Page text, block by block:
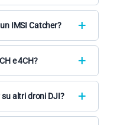
IMSI Catcher?
autorizzazioni
consulenza
e 4CH?
simultanea su 4
ad alta densità. La
su altri droni DJI?
350 RTK e Matrice